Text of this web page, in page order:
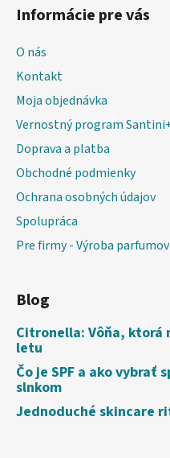
Informácie pre vás
O nás
Kontakt
Moja objednávka
Vernostný program
Doprava a platba
Obchodné podmienky
Ochrana osobných údajov
Spolupráca
Pre firmy - Výroba
Blog
Citronella: Vôňa,
letu
Čo je SPF a ako vybrať
slnkom
Jednoduché skincare